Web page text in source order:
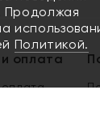
оплата
Продолжая
Политикой.